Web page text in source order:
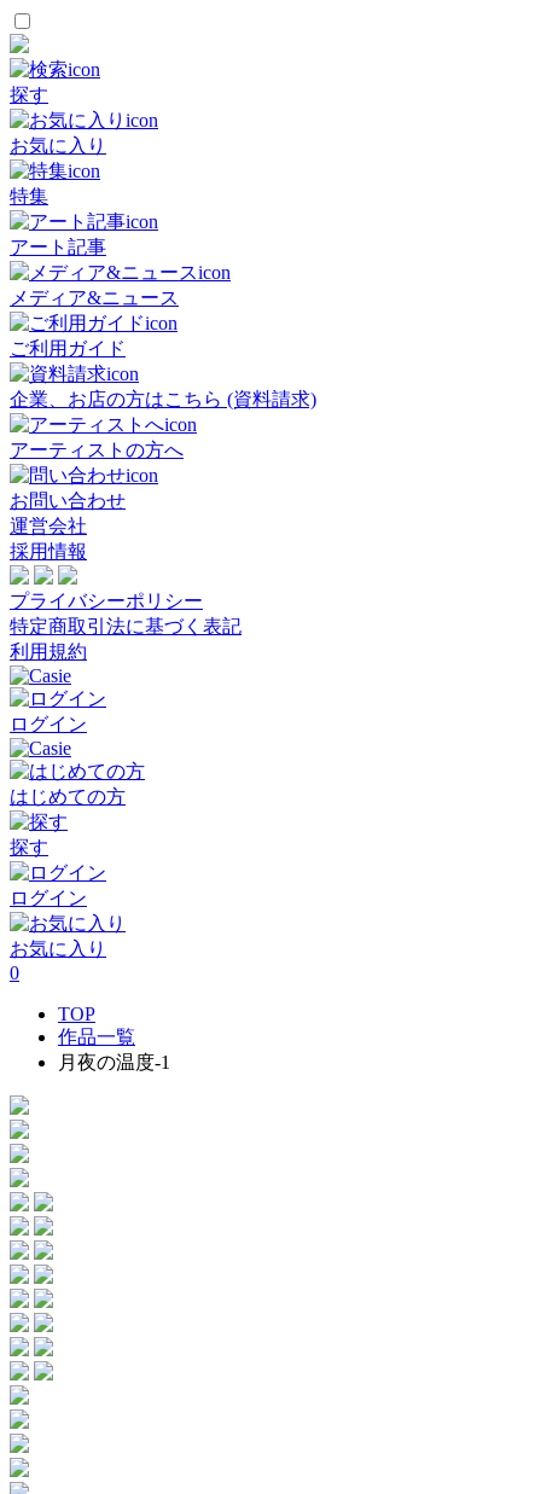
探す
お気に入り
特集
アート記事
メディア&ニュース
ご利用ガイド
企業、お店の方はこちら (資料請求)
アーティストの方へ
お問い合わせ
運営会社
採用情報
プライバシーポリシー
特定商取引法に基づく表記
利用規約
ログイン
はじめての方
探す
ログイン
お気に入り
0
TOP
作品一覧
月夜の温度-1